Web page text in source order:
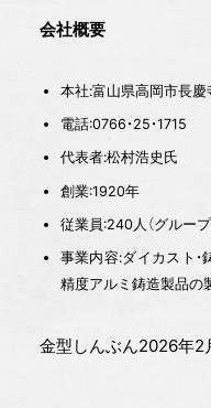
会社概要
本社:富山県高岡市長
電話:0766・25・1715
代表者:松村浩史氏
創業:1920年
従業員:240人（グループ
事業内容:ダイカスト・
精度アルミ鋳造製品の
金型しんぶん2026年2